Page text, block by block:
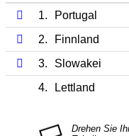
1. Portugal
2.
Finnland
3.
Slowakei
4.
Lettland